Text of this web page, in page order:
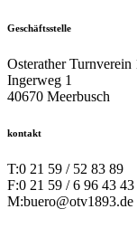
Geschäftsstelle
Osterather Turnverein
Ingerweg 1
40670 Meerbusch
kontakt
T:0 21 59 / 52 83 89
F:0 21 59 / 6 96 43 43
M:buero@otv1893.de